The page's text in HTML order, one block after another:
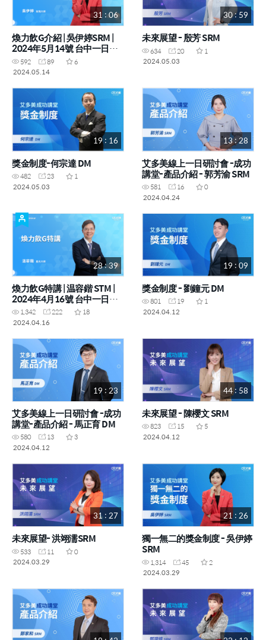
31 : 06
煥力飲G介紹 | 吳伊婷SRM |
2024年5月14號 台中一日研
討會(禁止攝影翻錄,僅供內部
教育訓練使用)
592 89
6
2024.05.14
30 : 59
未來展望 - 殷芳 SRM
634 20
1
2024.05.03
19 : 16
獎金制度-何宗達 DM
482 23
1
2024.05.03
13 : 28
艾多美線上一日研討會 -成功
講堂-產品介紹 - 郭芳渝 SRM
581 16
0
2024.04.24
28 : 39
煥力飲G特講 | 温容鍇 STM |
2024年4月16號 台中一日研
討會(禁止攝影翻錄,僅供內部
教育訓練使用)
1,342 222
18
2024.04.16
19 : 09
獎金制度 - 劉鐘元 DM
801 19
1
2024.04.12
19 : 23
艾多美線上一日研討會 -成功
講堂-產品介紹 - 馬正育 DM
580 13
3
2024.04.12
44 : 58
未來展望 - 陳櫻文 SRM
823 15
5
2024.04.12
31 : 27
未來展望- 洪翊濡SRM
533 11
0
2024.03.29
21 : 26
獨一無二的獎金制度 - 吳伊婷
SRM
1,314 45
2
2024.03.29